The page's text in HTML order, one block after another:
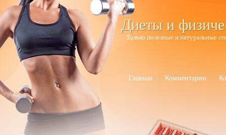
Диеты и
Только полезные и натуральные
Главная Комментарии